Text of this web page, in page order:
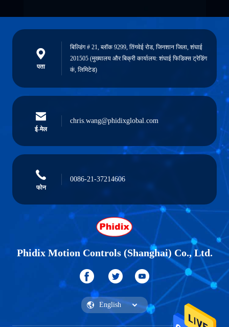
पता
बिल्डिंग # 21, ब्लॉक 9299, तिंगवेई रोड, जिनशान जिला, शंघाई
201505 (मुख्यालय और बिक्री कार्यालय: शंघाई फिडिक्स ट्रेडिंग
कं, लिमिटेड)
ई-मेल
chris.wang@phidixglobal.com
फोन
0086-21-37214606
Phidix Motion Controls (Shanghai) Co., Ltd.